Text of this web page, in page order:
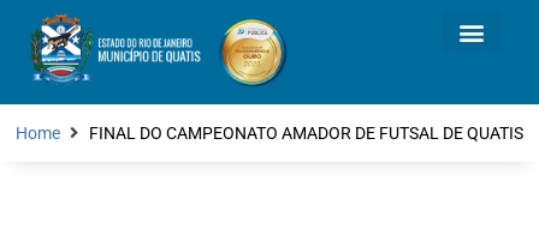
Home FINAL DO CAMPEONATO AMADOR DE FUTSAL DE QUATIS